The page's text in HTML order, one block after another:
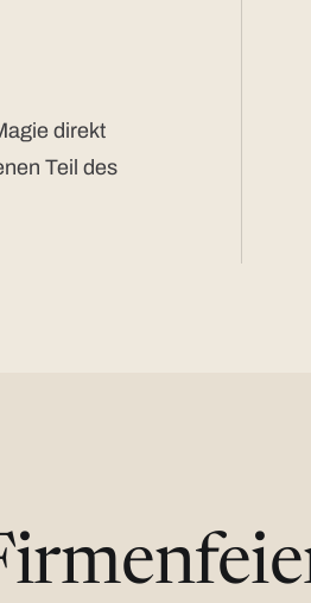
direkt
Teil des